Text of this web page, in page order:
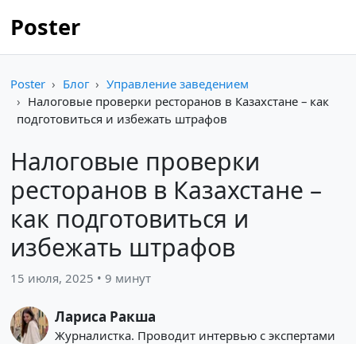
Poster
Poster Блог
Управление заведением
Налоговые проверки ресторанов в Казахстане – как
подготовиться и избежать штрафов
Налоговые проверки
ресторанов в Казахстане –
как подготовиться и
избежать штрафов
15 июля, 2025 • 9 минут
Лариса Ракша
Журналистка. Проводит интервью с экспертами